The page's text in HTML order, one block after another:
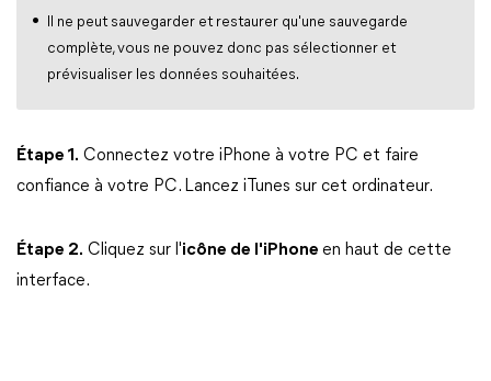
Il ne peut sauvegarder et restaurer qu'une sauvegarde
complète, vous ne pouvez donc pas sélectionner et
prévisualiser les données souhaitées.
Étape 1. Connectez votre iPhone à votre PC et faire
confiance à votre PC. Lancez iTunes sur cet ordinateur.
Étape 2. Cliquez sur l'icône de l'iPhone en haut de cette
interface.